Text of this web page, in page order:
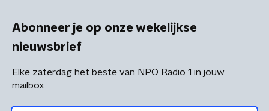
Abonneer je op onze wekelijkse
nieuwsbrief
Elke zaterdag het beste van NPO Radio 1 in jouw
mailbox